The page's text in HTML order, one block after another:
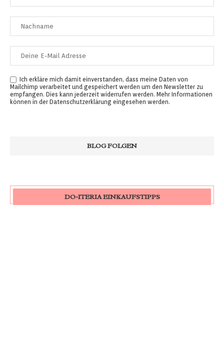
Ich erkläre mich damit einverstanden, dass meine Daten von
Mailchimp verarbeitet und gespeichert werden um den Newsletter zu
empfangen. Dies kann jederzeit widerrufen werden. Mehr Informationen
können in der Datenschutzerklärung eingesehen werden.
DO-ITERIA EINKAUFSTIPPS